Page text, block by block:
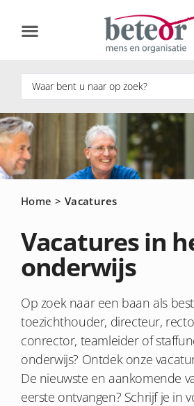
Home > Vacatures
Vacatures in
onderwijs
Op zoek naar een baan als
toezichthouder, directeur,
conrector, teamleider of
onderwijs? Ontdek onze
De nieuwste en aankomende
eerste ontvangen? Schrijf je in